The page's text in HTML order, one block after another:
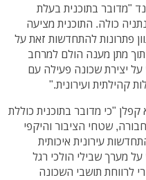
"מדובר בתוכנית בעלת
כולה. התוכנית מציעה
פתרונות להתחדשות זאת על
מתן מענה הולם למרחב
על יצירת שכונה פעילה עם
קהילתית ועירונית."
קפלן "כי מדובר בתוכנית כוללת
שטחי הציבור והיקפי
עירונית איכותית
על מערך שבילי הולכי רגל
לרווחת תושבי השכונה